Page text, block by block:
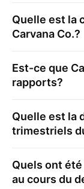
Quelle est la
Carvana Co.?
Est-ce que
rapports?
Quelle est la
trimestriels
Quels ont
au cours du